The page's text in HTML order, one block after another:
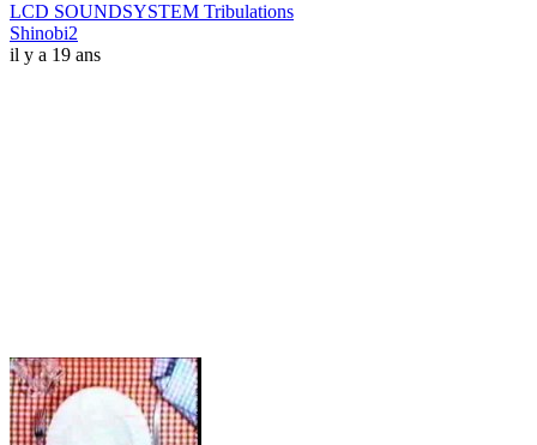
LCD SOUNDSYSTEM Tribulations
Shinobi2
il y a 19 ans